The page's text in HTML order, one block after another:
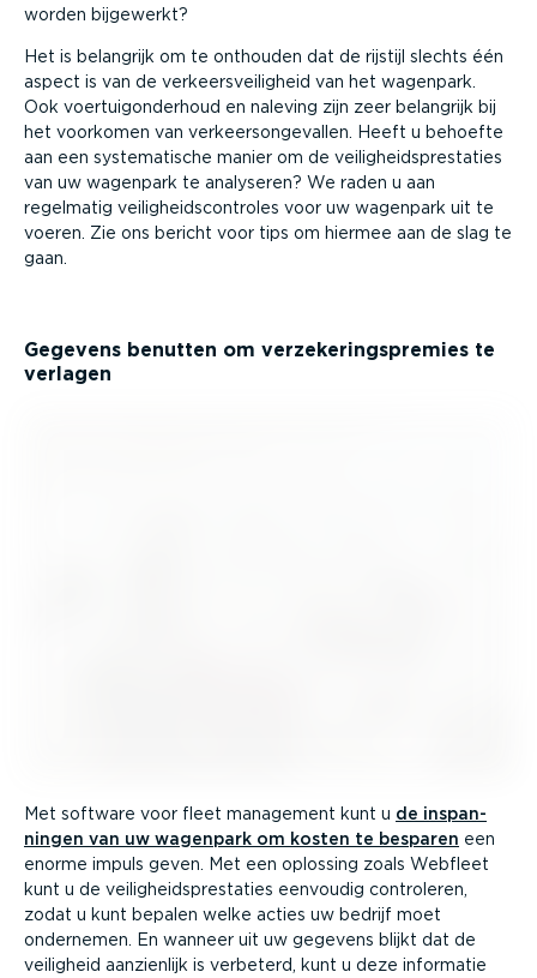
worden bijgewerkt?
Het is belangrijk om te onthouden dat de rijstijl slechts één
aspect is van de verkeers­vei­ligheid van het wagenpark.
Ook voertuig­on­derhoud en naleving zijn zeer belangrijk bij
het voorkomen van verkeers­on­ge­vallen. Heeft u behoefte
aan een syste­ma­tische manier om de veilig­heids­pres­taties
van uw wagenpark te analyseren? We raden u aan
regelmatig veilig­heids­con­troles voor uw wagenpark uit te
voeren. Zie ons bericht voor tips om hiermee aan de slag te
gaan.
Gegevens benutten om verze­ke­rings­premies te
verlagen
Met software voor fleet management kunt u de inspan­
ningen van uw wagenpark om kosten te besparen een
enorme impuls geven. Met een oplossing zoals Webfleet
kunt u de veilig­heids­pres­taties eenvoudig controleren,
zodat u kunt bepalen welke acties uw bedrijf moet
ondernemen. En wanneer uit uw gegevens blijkt dat de
veiligheid aanzienlijk is verbeterd, kunt u deze informatie